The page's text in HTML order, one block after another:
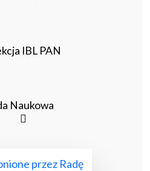
IBL PAN
Naukowa
przez Radę